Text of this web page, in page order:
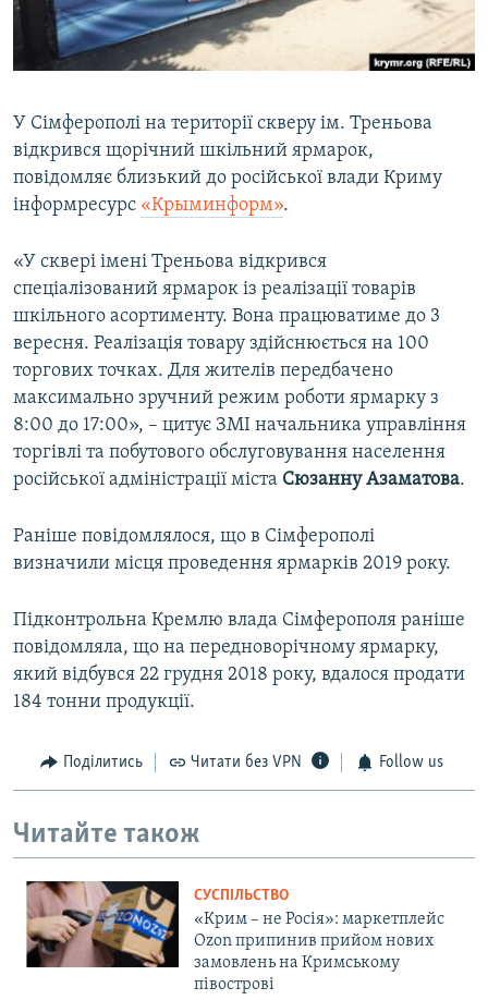
ВІДЕОУРОКИ «ELIFBE»
СВІДЧЕННЯ ОКУПАЦІЇ
ІНФОГРАФІКА
Русский
Qırımtatar
ДОЛУЧАЙСЯ!
У Сімферополі на території скверу ім. Треньова
відкрився щорічний шкільний ярмарок,
повідомляє близький до російської влади Криму
інформресурс «Крыминформ».
«У сквері імені Треньова відкрився
спеціалізований ярмарок із реалізації товарів
шкільного асортименту. Вона працюватиме до 3
вересня. Реалізація товару здійснюється на 100
торгових точках. Для жителів передбачено
максимально зручний режим роботи ярмарку з
8:00 до 17:00», – цитує ЗМІ начальника управління
торгівлі та побутового обслуговування населення
російської адміністрації міста Сюзанну Азаматова.
Раніше повідомлялося, що в Сімферополі
визначили місця проведення ярмарків 2019 року.
Підконтрольна Кремлю влада Сімферополя раніше
повідомляла, що на передноворічному ярмарку,
який відбувся 22 грудня 2018 року, вдалося продати
184 тонни продукції.
Поділитись Читати без VPN Follow us
Читайте також
СУСПІЛЬСТВО
«Крим – не Росія»: маркетплейс
Ozon припинив прийом нових
замовлень на Кримському
півострові